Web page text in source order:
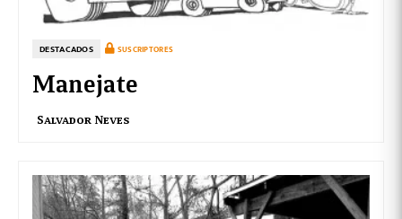
DESTACADOS SUSCRIPTORES
Manejate
Salvador Neves